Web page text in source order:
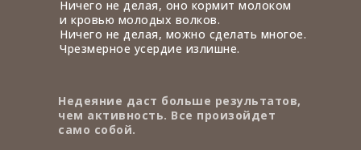
Ничего не делая, оно кормит молоком
и кровью молодых волков.
Ничего не делая, можно сделать многое.
Чрезмерное усердие излишне.
Недеяние даст больше результатов,
чем активность. Все произойдет
само собой.